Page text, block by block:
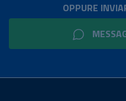
OPPURE